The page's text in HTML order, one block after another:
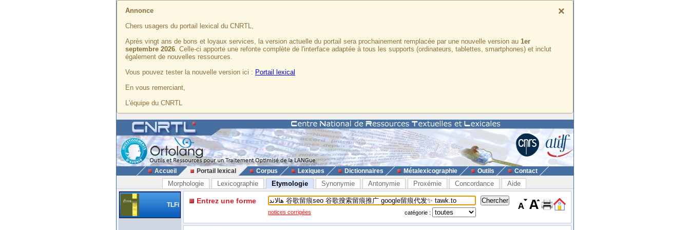
×
Annonce
Chers usagers du portail lexical du CNRTL,
Après vingt ans de bons et loyaux services, la version actuelle du portail sera prochainement remplacée par une nouvelle version au 1er
septembre 2026. Celle-ci apporte une refonte complète de l'interface adaptée à tous les supports (ordinateurs, tablettes, smartphones) et inclut
également de nouvelles ressources.
Vous pouvez tester la nouvelle version ici : Portail lexical
En vous remerciant,
L'équipe du CNRTL
Accueil Portail lexical Corpus Lexiques Dictionnaires Métalexicographie Outils Contact
Morphologie Lexicographie Etymologie Synonymie Antonymie Proxémie Concordance Aide
TLFi Entrez une forme
notices corrigées catégorie :